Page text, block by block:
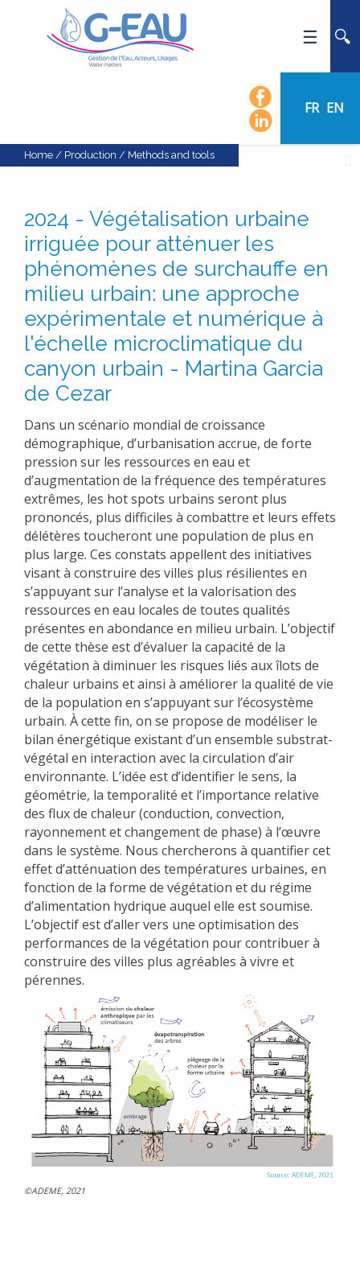
FR EN
NEWS
FLOW CHART
STAFF
TEAMS
RECRUITMENT
RESEARCH
EXPERIMENTAL PLATFORMS
CURRENT PROJECTS
COMPLETED PROJECTS
UMR NETWORKS
REGULAR SEMINARS
TRAINING COURSES
MASTER
ENGINEERING
EDUCATION AND TRAINING
DOCTORAL TRAINING
THESES IN PROGRESS
PRODUCTION
METHODS AND TOOLS
SOFTWARE
PUBLICATIONS SUR HAL
HDR
THESES
WORKING PAPERS
THEMATIC NOTES
FOR THE PUBLIC
Home / Production / Methods and tools
2024 - Végétalisation urbaine
irriguée pour atténuer les
phénomènes de surchauffe en
milieu urbain: une approche
expérimentale et numérique à
l'échelle microclimatique du
canyon urbain - Martina Garcia
de Cezar
Dans un scénario mondial de croissance
démographique, d’urbanisation accrue, de forte
pression sur les ressources en eau et
d’augmentation de la fréquence des températures
extrêmes, les hot spots urbains seront plus
prononcés, plus difficiles à combattre et leurs effets
délétères toucheront une population de plus en
plus large. Ces constats appellent des initiatives
visant à construire des villes plus résilientes en
s’appuyant sur l’analyse et la valorisation des
ressources en eau locales de toutes qualités
présentes en abondance en milieu urbain. L’objectif
de cette thèse est d’évaluer la capacité de la
végétation à diminuer les risques liés aux îlots de
chaleur urbains et ainsi à améliorer la qualité de vie
de la population en s’appuyant sur l’écosystème
urbain. À cette fin, on se propose de modéliser le
bilan énergétique existant d’un ensemble substrat-
végétal en interaction avec la circulation d’air
environnante. L’idée est d’identifier le sens, la
géométrie, la temporalité et l’importance relative
des flux de chaleur (conduction, convection,
rayonnement et changement de phase) à l’œuvre
dans le système. Nous chercherons à quantifier cet
effet d’atténuation des températures urbaines, en
fonction de la forme de végétation et du régime
d’alimentation hydrique auquel elle est soumise.
L’objectif est d’aller vers une optimisation des
performances de la végétation pour contribuer à
construire des villes plus agréables à vivre et
pérennes.
©ADEME, 2021